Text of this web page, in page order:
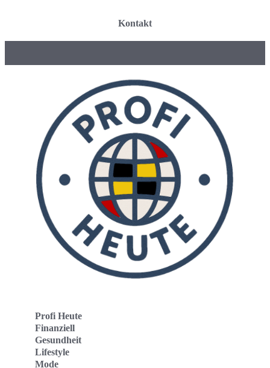
Kontakt
Profi Heute
Finanziell
Gesundheit
Lifestyle
Mode